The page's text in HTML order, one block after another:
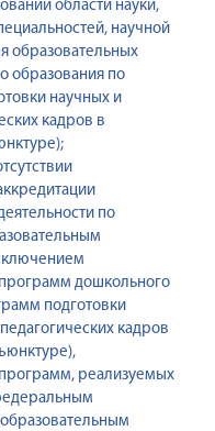
области науки,
научной
образовательных
образования по
научных и
кадров в
по
дошкольного
подготовки
кадров
реализуемых